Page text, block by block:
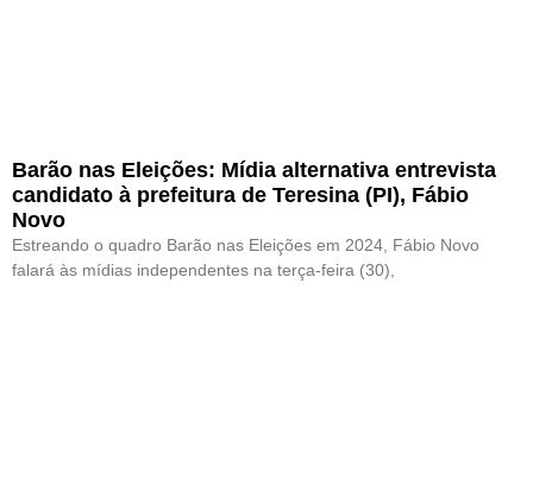
Barão nas Eleições: Mídia alternativa entrevista
candidato à prefeitura de Teresina (PI), Fábio
Novo
Estreando o quadro Barão nas Eleições em 2024, Fábio Novo
falará às mídias independentes na terça-feira (30),